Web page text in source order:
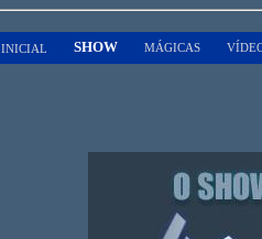
INICIAL SHOW MÁGICAS